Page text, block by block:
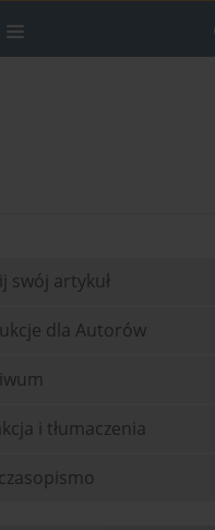
swój artykuł
dla Autorów
i tłumaczenia